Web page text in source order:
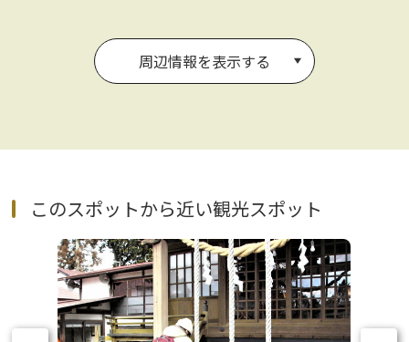
周辺情報を表示する
このスポットから近い観光スポット